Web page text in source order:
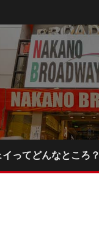
ってどんなところ？